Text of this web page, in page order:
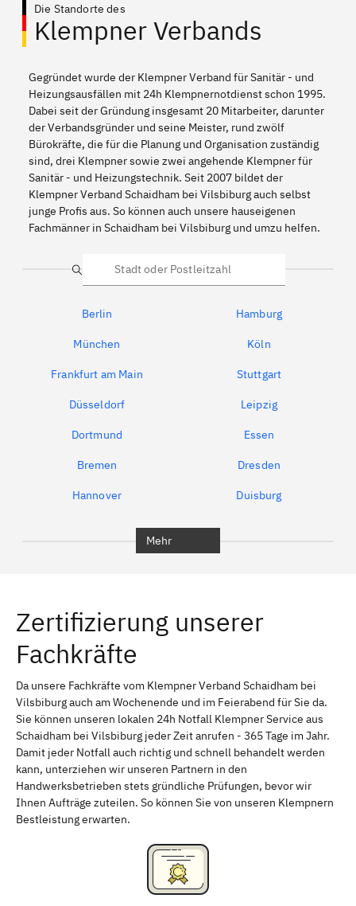
Die Standorte des
Klempner Verbands
Gegründet wurde der Klempner Verband für Sanitär - und
Heizungsausfällen mit 24h Klempnernotdienst schon 1995.
Dabei seit der Gründung insgesamt 20 Mitarbeiter, darunter
der Verbandsgründer und seine Meister, rund zwölf
Bürokräfte, die für die Planung und Organisation zuständig
sind, drei Klempner sowie zwei angehende Klempner für
Sanitär - und Heizungstechnik. Seit 2007 bildet der
Klempner Verband Schaidham bei Vilsbiburg auch selbst
junge Profis aus. So können auch unsere hauseigenen
Fachmänner in Schaidham bei Vilsbiburg und umzu helfen.
Suche
Berlin Hamburg
München Köln
Frankfurt am Main Stuttgart
Düsseldorf Leipzig
Dortmund Essen
Bremen Dresden
Hannover Duisburg
Erlangen Bamberg
Bayreuth
Schweinfurt Passau
Freising Rudelsdorf, Mittelfranken
Mehr
Zertifizierung unserer
Fachkräfte
Da unsere Fachkräfte vom Klempner Verband Schaidham bei
Vilsbiburg auch am Wochenende und im Feierabend für Sie da.
Sie können unseren lokalen 24h Notfall Klempner Service aus
Schaidham bei Vilsbiburg jeder Zeit anrufen - 365 Tage im Jahr.
Damit jeder Notfall auch richtig und schnell behandelt werden
kann, unterziehen wir unseren Partnern in den
Handwerksbetrieben stets gründliche Prüfungen, bevor wir
Ihnen Aufträge zuteilen. So können Sie von unseren Klempnern
Bestleistung erwarten.